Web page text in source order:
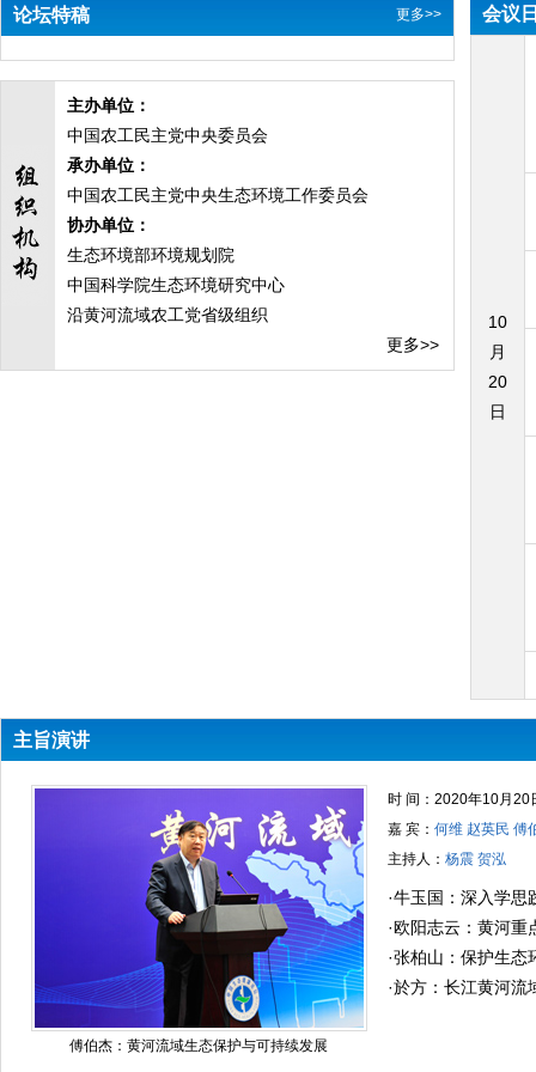
论坛特稿 更多>>
主办单位：
中国农工民主党中央委员会
承办单位：
中国农工民主党中央生态环境工作委员会
协办单位：
生态环境部环境规划院
中国科学院生态环境研究中心
沿黄河流域农工党省级组织
更多>>
会议
10
月
20
日
主旨演讲
傅伯杰：黄河流域生态保护与可持续发展
时 间：2020年10月20
嘉 宾： 何维 赵英民 傅
主持人： 杨震 贺泓
·牛玉国：深入学思
福河建设
·欧阳志云：黄河重
·张柏山：保护生态
·於方：长江黄河流